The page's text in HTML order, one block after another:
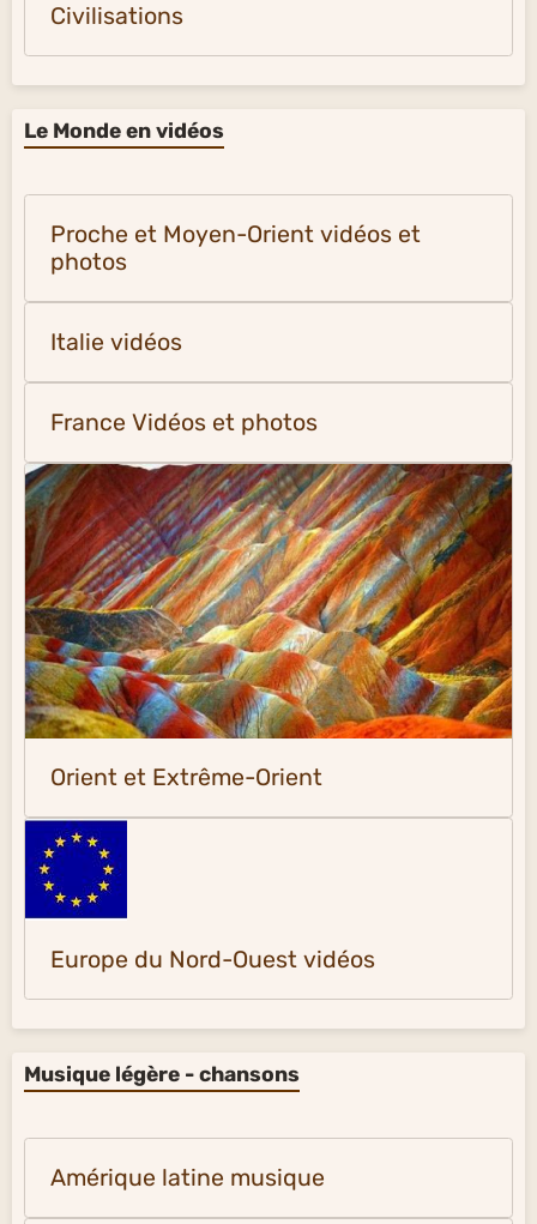
Civilisations
Le Monde en vidéos
Proche et Moyen-Orient vidéos et
photos
Italie vidéos
France Vidéos et photos
Orient et Extrême-Orient
Europe du Nord-Ouest vidéos
Musique légère - chansons
Amérique latine musique